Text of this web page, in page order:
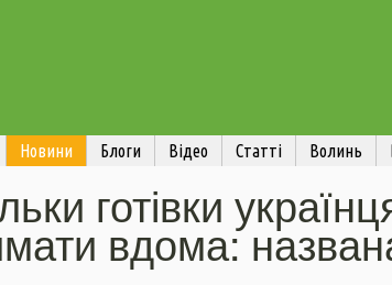
Новини Блоги Відео Статті Волинь
готівки
вдома: